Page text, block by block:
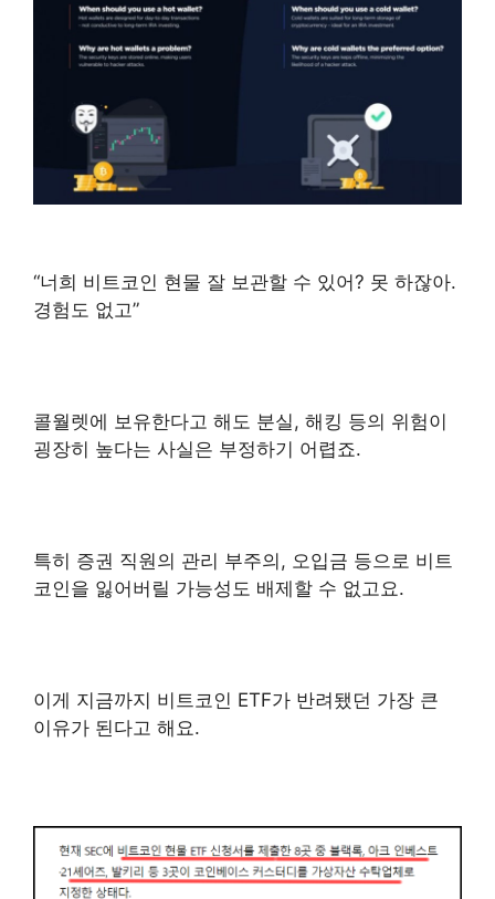
“너희 비트코인 현물 잘 보관할 수 있어? 못 하잖아.
경험도 없고”
콜월렛에 보유한다고 해도 분실, 해킹 등의 위험이
굉장히 높다는 사실은 부정하기 어렵죠.
특히 증권 직원의 관리 부주의, 오입금 등으로 비트
코인을 잃어버릴 가능성도 배제할 수 없고요.
이게 지금까지 비트코인 ETF가 반려됐던 가장 큰
이유가 된다고 해요.